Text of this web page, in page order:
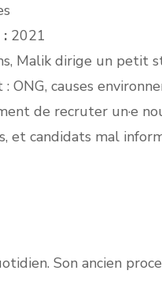
2021
Malik dirige un petit
ONG, causes
de recruter un·e
et candidats mal
Son ancien